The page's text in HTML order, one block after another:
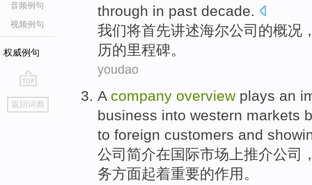
音频例句
视频例句
权威例句
go
top
返回词典
through in past decade.
我们将首先讲述海尔公司 的概况
历的里程碑。
youdao
A company overview plays an
business into western markets
to foreign customers and
公司 简介在国际市场 上推介公司
务方面起着重要的作用 。